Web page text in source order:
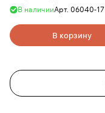
В наличииАрт. 06040-17
В корзину